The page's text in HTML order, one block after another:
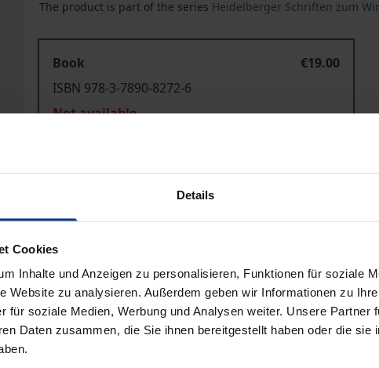
Details
Cookies
Inhalte und Anzeigen zu personalisieren, Funktionen für soziale
Website zu analysieren. Außerdem geben wir Informationen zu
für soziale Medien, Werbung und Analysen weiter. Unsere Partner
Daten zusammen, die Sie ihnen bereitgestellt haben oder die sie
The product is part of the series Heidelberger Schriften zum
Book
€19.00
ISBN 978-3-7890-8272-6
Not available
Bibliographical data
den Perspektiven sechs verschiedener Mitgliedsstaaten